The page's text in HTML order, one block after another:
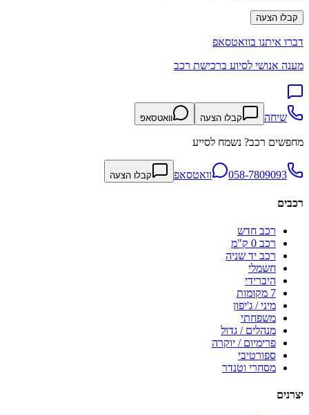
קבלו הצעה
דברו איתנו בוואטסאפ
מענה אנושי לסיוע ברכישת רכב
שיחה קבלו הצעה וואטסאפ
מחפשים רכב? נשמח לסייע
058-7809093 וואטסאפ קבלו הצעה
רכבים
רכב חדש
רכב 0 ק"מ
רכב יד שניה
חשמלי
היברידי
7 מקומות
מיני / ג'יפון
משפחתי
מנהלים / גדול
פרימיום / יוקרה
ספורטיבי
מסחרי וטנדר
יצרנים